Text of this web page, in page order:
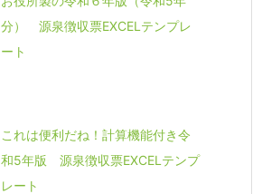
分） 源泉徴収票EXCELテンプレ
ート
これは便利だね！計算機能付き令
和5年版 源泉徴収票EXCELテンプ
レート